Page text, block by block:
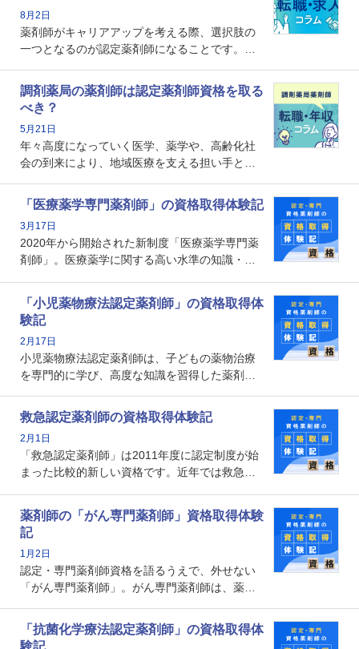
8月2日
薬剤師がキャリアアップを考える際、選択肢の
一つとなるのが認定薬剤師になることです。し
という声を聞いたことがあるかもしれません。
本記事では、認定薬剤師が「意味ない」といわ
れる理由や、取得するメリット、年収・キャリ
アへの影響を解説します。
調剤薬局の薬剤師は認定薬剤師資格を取る
べき？
5月21日
年々高度になっていく医学、薬学や、高齢化社
会の到来により、地域医療を支える担い手とし
で、重要度が増しているのが認定薬剤師という
資格です。認定薬剤師とはいったいどんな資格
なのでしょうか。それを取得するとどのような
メリットがあるのでしょうか。
「医療薬学専門薬剤師」の資格取得体験記
3月17日
2020年から開始された新制度「医療薬学専門薬
剤師」。医療薬学に関する高い水準の知識・技
剤師としての専門性を示す客観的な根拠の一つ
となります。取得要件は多岐に渡り、審査も複
数回ありますが、患者さんに対して一定の能力
の証明になる資格と言えます。
「小児薬物療法認定薬剤師」の資格取得体
験記
2月17日
小児薬物療法認定薬剤師は、子どもの薬物治療
を専門的に学び、高度な知識を習得した薬剤師
や、特有の疾患、心理状況を理解し、専門性を
深めることで、子どもとその保護者に寄り添え
る存在です。今回はそんな小児薬物療法認定薬
剤師の取得体験記をご紹介します。
救急認定薬剤師の資格取得体験記
2月1日
「救急認定薬剤師」は2011年度に認定制度が始
まった比較的新しい資格です。近年では救急病
とから、救急認定薬剤師を目指す病院薬剤師も
増えているのではないでしょうか。今回はそん
な救急認定薬剤師の取得体験記をご紹介しま
す。
薬剤師の「がん専門薬剤師」資格取得体験
記
1月2日
認定・専門薬剤師資格を語るうえで、外せない
「がん専門薬剤師」。がん専門薬剤師は、薬剤
関する資格として、2009年に発足しました。薬
剤師の専門性を活かして高度化するがん医療に
「抗菌化学療法認定薬剤師」の資格取得体